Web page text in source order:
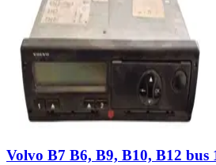
Volvo B7 B6, B9, B10, B12 bus